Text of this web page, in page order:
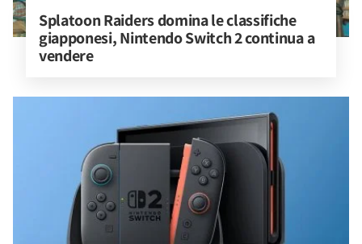
Splatoon Raiders domina le classifiche
giapponesi, Nintendo Switch 2 continua a
vendere